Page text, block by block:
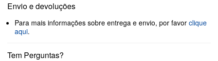
Envio e devoluções
Para mais informações sobre entrega e envio, por favor clique
aqui.
Tem Perguntas?